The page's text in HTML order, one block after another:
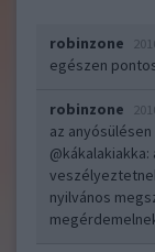
robinzone
egészen
robinzone
az anyósülésen
@kákalakiakka:
nyilvános